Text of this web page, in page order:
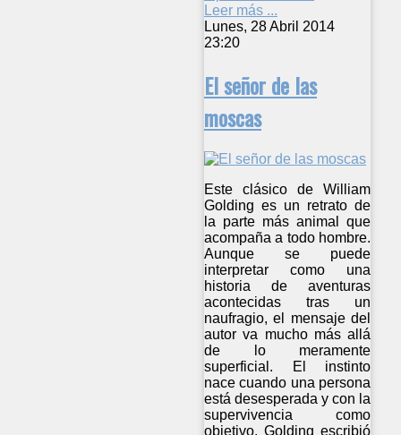
Leer más ...
Lunes, 28 Abril 2014
23:20
El señor de las
moscas
Este clásico de William
Golding es un retrato de
la parte más animal que
acompaña a todo hombre.
Aunque se puede
interpretar como una
historia de aventuras
acontecidas tras un
naufragio, el mensaje del
autor va mucho más allá
de lo meramente
superficial. El instinto
nace cuando una persona
está desesperada y con la
supervivencia como
objetivo. Golding escribió